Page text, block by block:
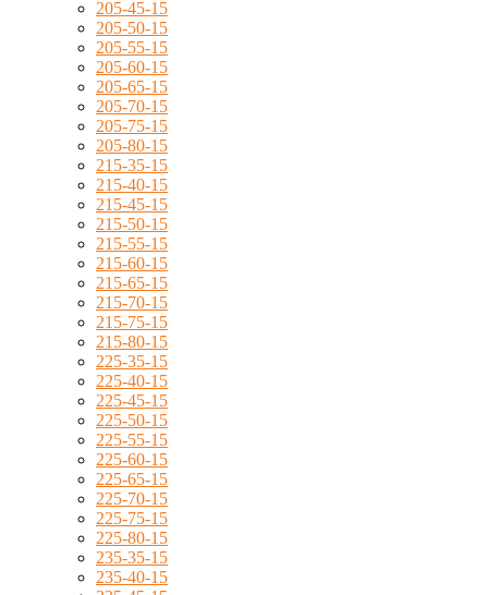
205-45-15
205-50-15
205-55-15
205-60-15
205-65-15
205-70-15
205-75-15
205-80-15
215-35-15
215-40-15
215-45-15
215-50-15
215-55-15
215-60-15
215-65-15
215-70-15
215-75-15
215-80-15
225-35-15
225-40-15
225-45-15
225-50-15
225-55-15
225-60-15
225-65-15
225-70-15
225-75-15
225-80-15
235-35-15
235-40-15